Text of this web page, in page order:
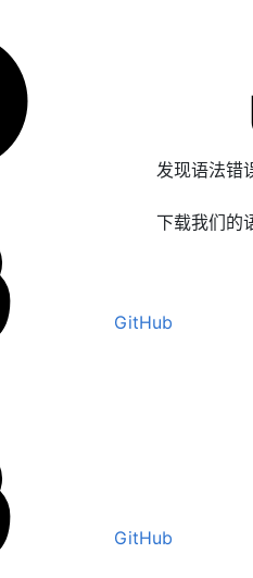
发现语法错
下载我们的
GitHub
GitHub